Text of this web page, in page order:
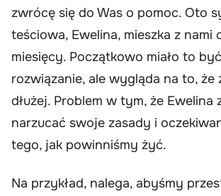
zwrócę się do Was o pomoc. Oto
teściowa, Ewelina, mieszka z nami
miesięcy. Początkowo miało to
rozwiązanie, ale wygląda na to, że
dłużej. Problem w tym, że Ewelina
narzucać swoje zasady i
tego, jak powinniśmy żyć.
Na przykład, nalega, abyśmy